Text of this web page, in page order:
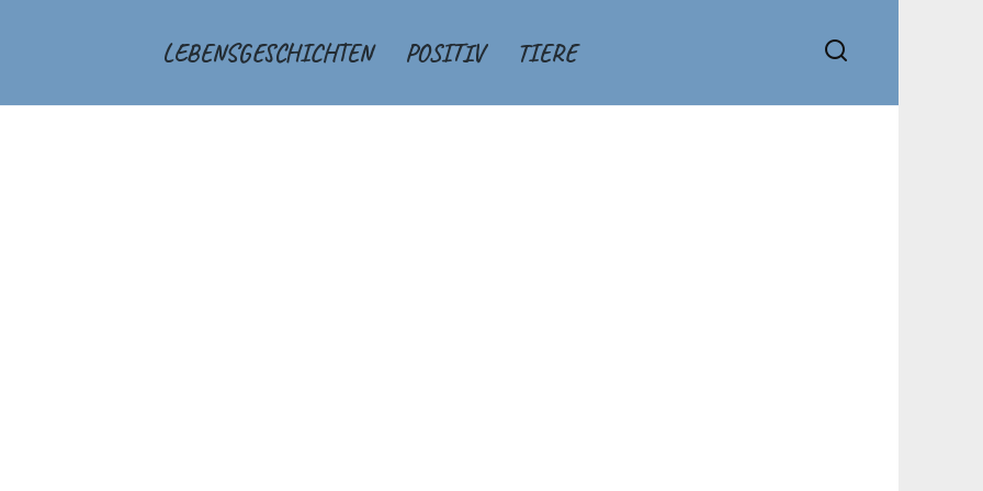
LEBENSGESCHICHTEN POSITIV TIERE